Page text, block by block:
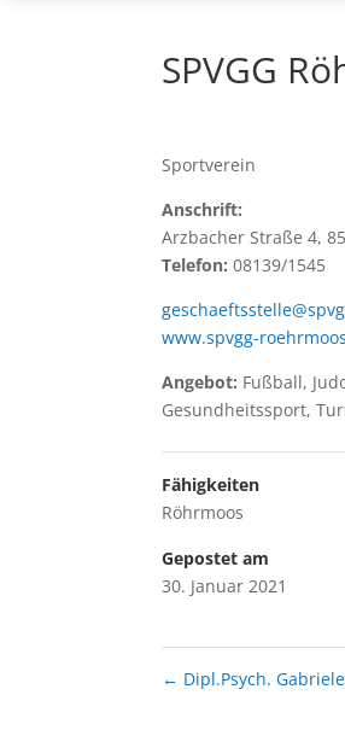
SPVGG
Sportverein
Anschrift:
Arzbacher Straße 4,
Telefon: 08139/1545
www.spvgg-
Angebot: Fußball,
Gesundheitssport,
Fähigkeiten
Röhrmoos
Gepostet am
30. Januar 2021
← Dipl.Psych.